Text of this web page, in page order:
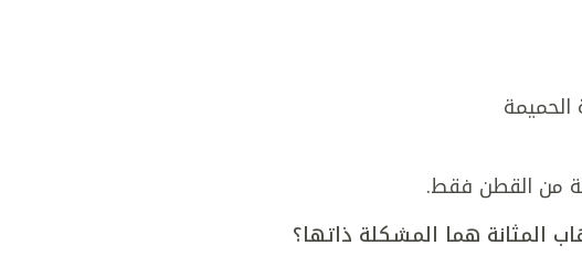
الحميمة
من القطن فقط.
المثانة هما المشكلة ذاتها؟